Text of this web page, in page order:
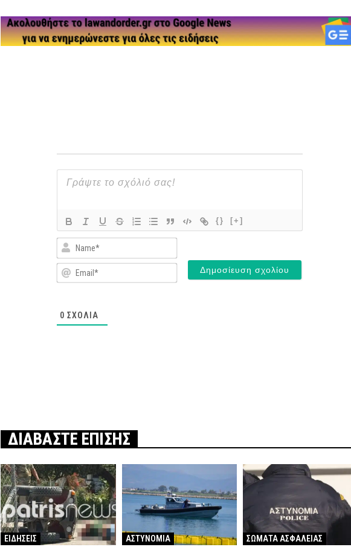
{} [+]
Name*
Email*
0 ΣΧΌΛΙΑ
ΔΙΑΒΑΣΤΕ ΕΠΙΣΗΣ
ΕΙΔΗΣΕΙΣ ΑΣΤΥΝΟΜΙΑ ΣΩΜΑΤΑ ΑΣΦΑΛΕΙΑΣ